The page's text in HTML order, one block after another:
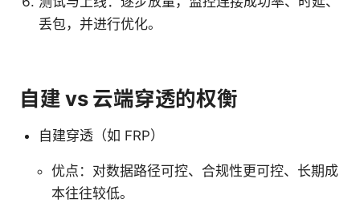
丢包，并进行优化。
自建 vs 云端穿透的权衡
自建穿透（如 FRP）
优点：对数据路径可控、合规性更可控、长期成
本往往较低。